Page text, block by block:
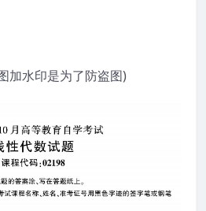
加水印是为了防盗图)